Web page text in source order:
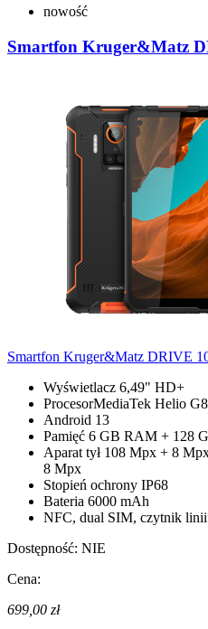
nowość
Smartfon Kruger&Matz
Smartfon Kruger&Matz DRIVE
Wyświetlacz 6,49" HD+
ProcesorMediaTek Helio
Android 13
Pamięć 6 GB RAM + 128
Aparat tył 108 Mpx + 8
8 Mpx
Stopień ochrony IP68
Bateria 6000 mAh
NFC, dual SIM, czytnik linii
Dostępność: NIE
Cena:
699,00 zł